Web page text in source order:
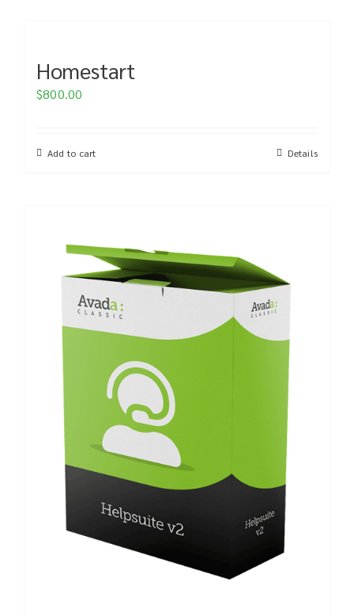
Homestart
$800.00
Add to cart Details